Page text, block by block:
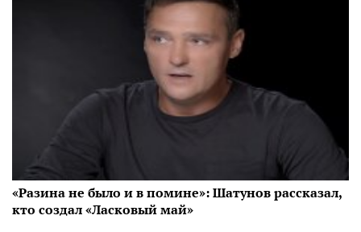
«Разина не было и в помине»: Шатунов рассказал,
кто создал «Ласковый май»